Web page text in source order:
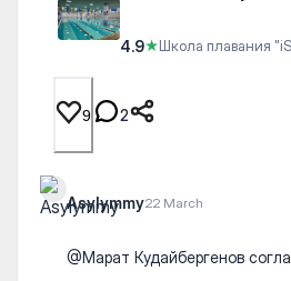
4.9★Школа плавания
9 2
Asylymmy22 March
@Марат Кудайбергенов